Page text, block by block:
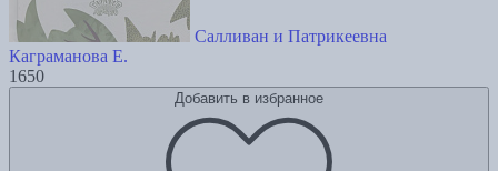
Салливан и Патрикеевна
Каграманова Е.
1650
Добавить в избранное